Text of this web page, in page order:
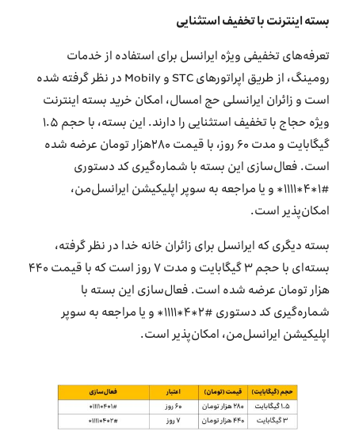
بسته اینترنت با تخفیف استثنایی
تعرفه‌های تخفیفی ویژه ایرانسل برای استفاده از خدمات
رومینگ، از طریق اپراتورهای STC و Mobily در نظر گرفته‌ شده
است و زائران ایرانسلی حج امسال، امکان خرید بسته اینترنت
ویژه حجاج با تخفیف استثنایی را دارند. این بسته، با حجم ۱.۵
گیگابایت و مدت ۶۰ روز، با قیمت ۲۸۰هزار تومان عرضه شده
است. فعال‌سازی این بسته با شماره‌گیری کد دستوری
#۱*۴*۱۱۱۱* و یا مراجعه به سوپر اپلیکیشن ایرانسل‌من،
امکان‌پذیر است.
بسته دیگری که ایرانسل برای زائران خانه خدا در نظر گرفته،
بسته‌ای با حجم ۳ گیگابایت و مدت ۷ روز است که با قیمت ۴۴۰
هزار تومان عرضه شده است. فعال‌سازی این بسته با
شماره‌گیری کد دستوری #۲*۴*۱۱۱۱* و یا مراجعه به سوپر
اپلیکیشن ایرانسل‌من، امکان‌پذیر است.